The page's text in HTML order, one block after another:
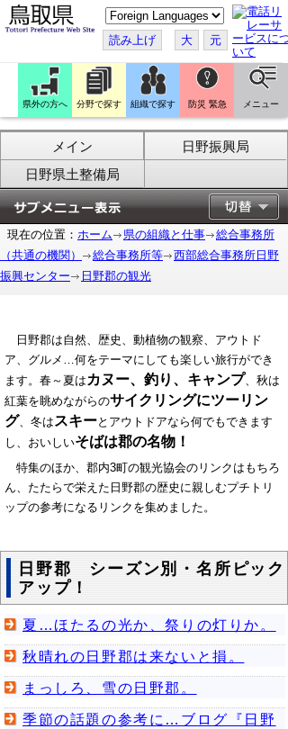
こ
の
ペ
ー
ジ
翻
訳
す
る
読み上げ 大 元
県外の方へ 分野で探す 組織で探す 防災 緊急 メニュー
メイン
日野振興局
日野県土整備局
現在の位置： ホーム 県の組織と仕事
総合事務所
（共通の機関）
総合事務所等
西部総合事務所日野
振興センター
日野郡の観光
日野郡は自然、歴史、動植物の観察、アウトド
ア、グルメ…何をテーマにしても楽しい旅行ができ
ます。春～夏は カヌー、釣り、キャンプ、秋は
紅葉を眺めながらのサイクリングにツーリン
グ、冬は スキーとアウトドアなら何でもできます
し、おいしいそばは郡の名物！
特集のほか、郡内3町の観光協会のリンクはもちろ
ん、たたらで栄えた日野郡の歴史に親しむプチトリ
ップの参考になるリンクを集めました。
日野郡 シーズン別・名所ピック
アップ！
夏…ほたるの光か、祭りの灯りか。
秋晴れの日野郡は来ないと損。
まっしろ、雪の日野郡。
季節の話題の参考に…ブログ『日野